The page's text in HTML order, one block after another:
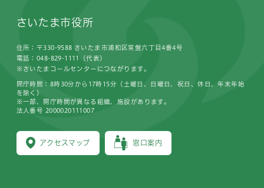
さいたま市役所
住所：〒330-9588 さいたま市浦和区常盤六丁目4番4号
電話：048-829-1111（代表）
※さいたまコールセンターにつながります。
アクセスマップ 窓口案内
開庁時間：8時30分から17時15分（土曜日、日曜日、祝日、休日、年末年始
を除く）
※一部、開庁時間が異なる組織、施設があります。
法人番号 2000020111007